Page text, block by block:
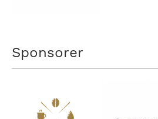
Sponsorer